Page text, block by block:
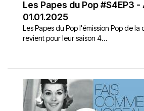
Les Papes du Pop #S4EP3 -
01.01.2025
Les Papes du Pop l'émission Pop de la
revient pour leur saison 4...